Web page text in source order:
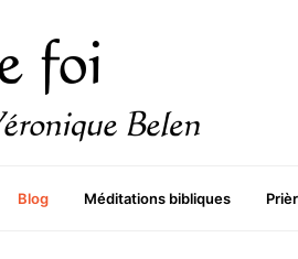
Blog Méditations bibliques